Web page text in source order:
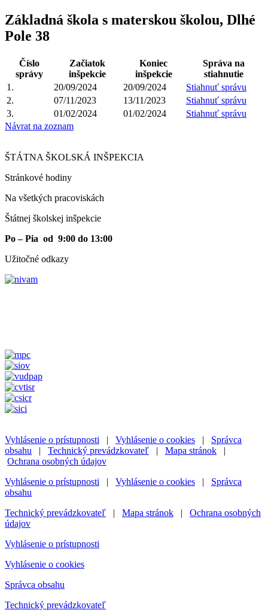
Základná škola s materskou školou, Dlhé
Pole 38
Číslo
správy
Začiatok
inšpekcie
Koniec
inšpekcie
Správa na
stiahnutie
1.
20/09/2024 20/09/2024
Stiahnuť správu
2.
07/11/2023 13/11/2023
Stiahnuť správu
3.
01/02/2024 01/02/2024
Stiahnuť správu
Návrat na zoznam
ŠTÁTNA ŠKOLSKÁ INŠPEKCIA
Stránkové hodiny​
Na všetkých pracoviskách
Štátnej školskej inšpekcie
Po – Pia od 9:00 do 13:00
Užitočné odkazy
Vyhlásenie o prístupnosti | Vyhlásenie o cookies | Správca
obsahu | Technický prevádzkovateľ | Mapa stránok |
Ochrana osobných údajov
Vyhlásenie o prístupnosti | Vyhlásenie o cookies | Správca
obsahu
Technický prevádzkovateľ | Mapa stránok | Ochrana osobných
údajov
Vyhlásenie o prístupnosti
Vyhlásenie o cookies
Správca obsahu
Technický prevádzkovateľ